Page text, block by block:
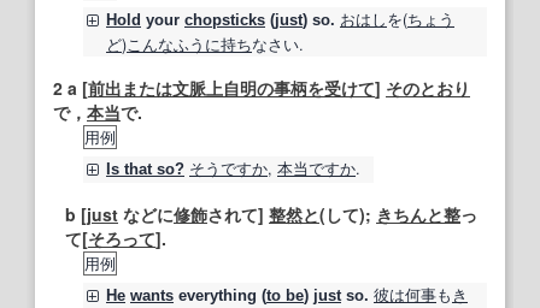
Hold your chopsticks (just) so. おはしを(ちょう
ど)こんなふうに持ちなさい.
2 a [前出 または文脈 上自明の事柄を受けて] そのとおり
で， 本当で.
用例
Is that so? そうですか, 本当ですか.
b [just などに修飾されて] 整然と(して); きちんと整っ
て[そろって].
用例
He wants everything (to be) just so. 彼は何事も き